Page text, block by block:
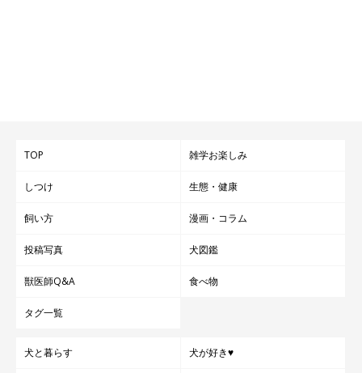
TOP 雑学お楽しみ
しつけ 生態・健康
飼い方 漫画・コラム
投稿写真 犬図鑑
獣医師Q&A 食べ物
タグ一覧
犬と暮らす 犬が好き♥